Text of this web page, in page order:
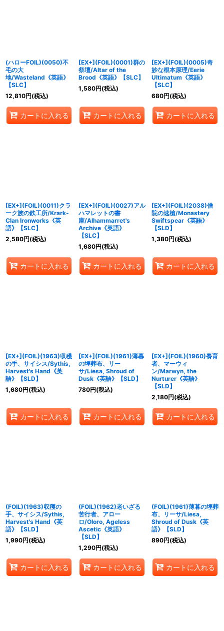
(ハローFOIL)(0050)不
毛の大
地/Wasteland《英語》
【SLC】
12,810円(税込)
カートに入れる
[EX+](FOIL)(0001)群の
祭壇/Altar of the
Brood《英語》【SLC】
1,580円(税込)
カートに入れる
[EX+](FOIL)(0005)奇
妙な根本原理/Eerie
Ultimatum《英語》
【SLC】
680円(税込)
カートに入れる
[EX+](FOIL)(0011)クラ
ーク族の鉄工所/Krark-
Clan Ironworks《英
語》【SLC】
2,580円(税込)
カートに入れる
[EX+](FOIL)(0027)アル
ハマレットの書
庫/Alhammarret's
Archive《英語》
【SLC】
1,680円(税込)
カートに入れる
[EX+](FOIL)(2038)僧
院の速槍/Monastery
Swiftspear《英語》
【SLD】
1,380円(税込)
カートに入れる
[EX+](FOIL)(1963)収穫
の手、サイシス/Sythis,
Harvest's Hand《英
語》【SLD】
1,680円(税込)
カートに入れる
[EX+](FOIL)(1961)薄暮
の埋葬布、リー
サ/Liesa, Shroud of
Dusk《英語》【SLD】
780円(税込)
カートに入れる
[EX+](FOIL)(1960)養育
者、マーウィ
ン/Marwyn, the
Nurturer《英語》
【SLD】
2,180円(税込)
カートに入れる
(FOIL)(1963)収穫の
手、サイシス/Sythis,
Harvest's Hand《英
語》【SLD】
1,990円(税込)
カートに入れる
(FOIL)(1962)老いざる
苦行者、アロー
ロ/Oloro, Ageless
Ascetic《英語》
【SLD】
1,290円(税込)
カートに入れる
(FOIL)(1961)薄暮の埋葬
布、リーサ/Liesa,
Shroud of Dusk《英
語》【SLD】
890円(税込)
カートに入れる